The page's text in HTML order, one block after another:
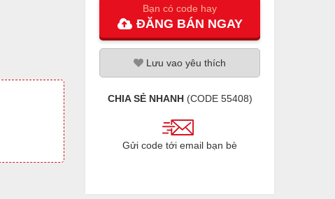
Bạn có code hay
ĐĂNG BÁN NGAY
Lưu vao yêu thích
CHIA SẺ NHANH(CODE 55408)
Gửi code tới email bạn bè